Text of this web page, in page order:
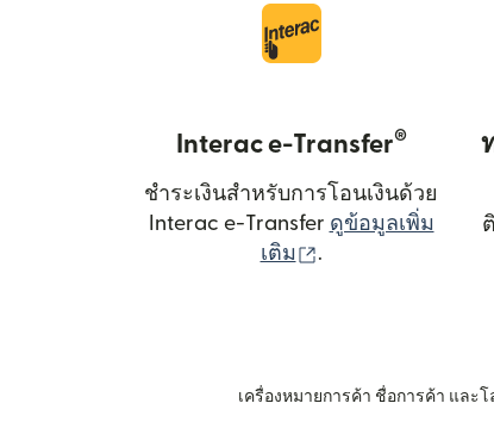
Interac e-Transfer®
ชำระเงินสำหรับการโอนเงินด้วย
Interac e-Transfer ดูข้อมูลเพิ่ม
เติม
.
เครื่องหมายการค้า ชื่อการค้า และ